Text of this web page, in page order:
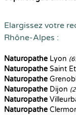
Elargissez votre
Rhône-Alpes :
Naturopathe Lyon
Naturopathe Saint
Naturopathe
Naturopathe Dijon
Naturopathe
Naturopathe